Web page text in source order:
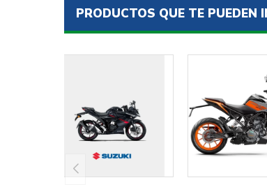
PRODUCTOS QUE TE PUEDEN